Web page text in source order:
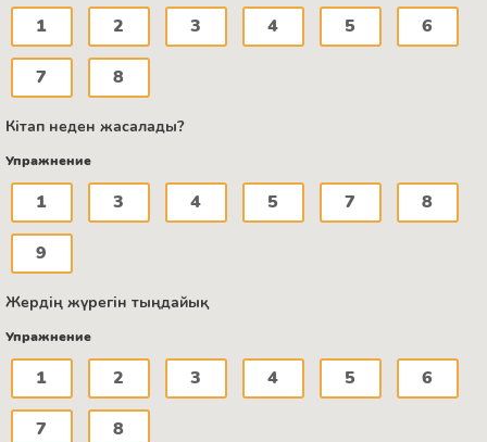
1 2 3 4 5 6
7 8
Кітап неден жасалады?
Упражнение
1 3 4 5 7 8
9
Жердің жүрегін тыңдайық
Упражнение
1 2 3 4 5 6
7 8